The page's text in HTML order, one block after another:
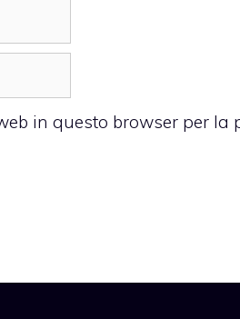
in questo browser per la